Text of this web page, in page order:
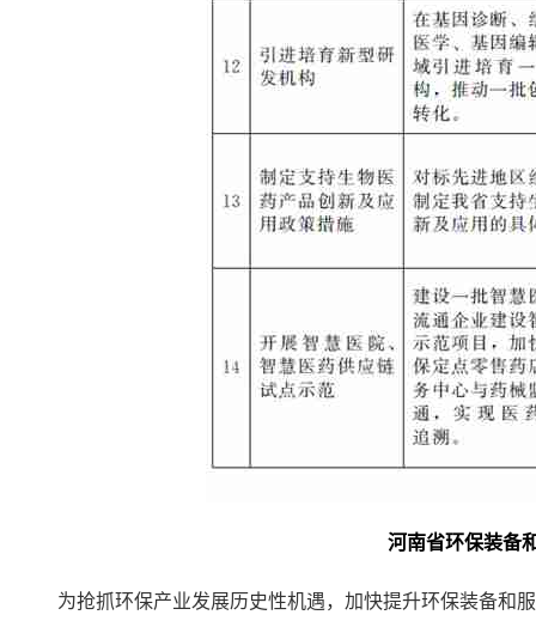
河南省环保装备
为抢抓环保产业发展历史性机遇，加快提升环保装备和